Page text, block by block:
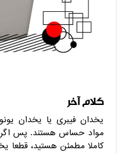
کلام آخر
یخدان فیبری یا یخدان
مواد حساس هستند. پس اگر
کاملا مطمئن هستید، قطعا